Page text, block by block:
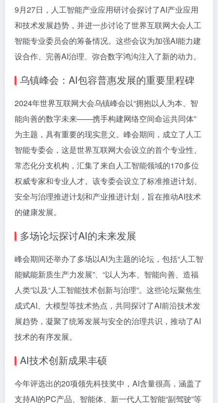
9月27日，人工智能产业应用研讨会探讨了AI产业应用
和技术发展趋势，并进一步讨论了世界互联网大会人工
智能专业委员会的筹备情况。这些会议为加强AI能力建
设合作、完善AI治理、弥合数字鸿沟注入了新的动力。
乌镇峰会：AI包容普惠发展的重要里程碑
2024年世界互联网大会乌镇峰会以“拥抱以人为本、智
能向善的数字未来——携手构建网络空间命运共同体”
为主题，具有重要的现实意义。峰会期间，成立了人工
智能专委会，这是世界互联网大会设立的首个专业性、
常态化分支机构，汇集了来自人工智能领域的170多位
权威专家和专业人才。该专委会设立了标准推进计划、
安全与治理推进计划和产业推进计划，旨在推动AI技术
的健康发展。
多场论坛探讨AI的未来发展
峰会期间还举办了多场以AI为主题的论坛，包括“人工智
能赋能新质生产力发展”、“以人为本、智能向善、造福
人类”以及“人工智能技术创新与治理”。这些论坛聚焦生
成式AI、大模型等技术热点，共同探讨了AI前沿技术发
展趋势，凝聚了统筹发展与安全的治理共识，推动了AI
技术的有序发展。
AI技术创新成果丰硕
今年评选出的20项领先科技奖中，AI含量很高，涵盖了
支持AI的PC产品、智能体、新一代人工智能“副驾驶”等